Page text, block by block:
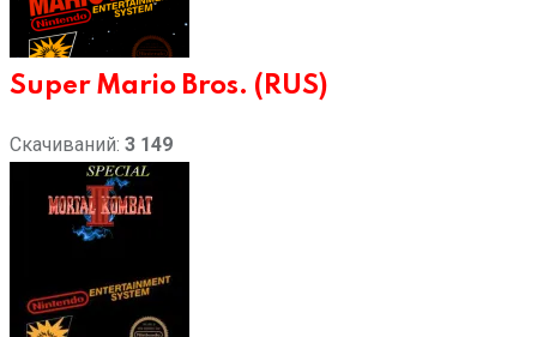
Super Mario Bros. (RUS)
Скачиваний: 3 149